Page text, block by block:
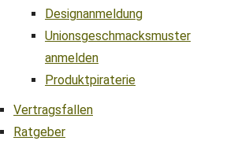
Designanmeldung
Unionsgeschmacksmuster
anmelden
Produktpiraterie
Vertragsfallen
Ratgeber